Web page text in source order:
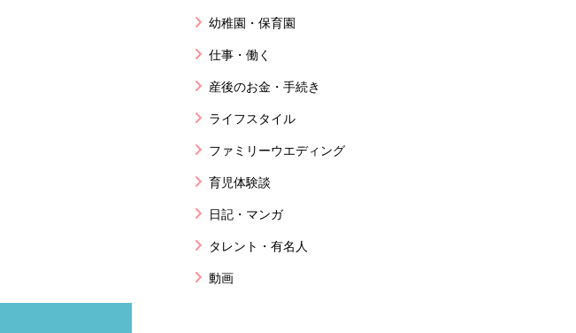
幼稚園・保育園
仕事・働く
産後のお金・手続き
ライフスタイル
ファミリーウエディング
育児体験談
日記・マンガ
タレント・有名人
動画